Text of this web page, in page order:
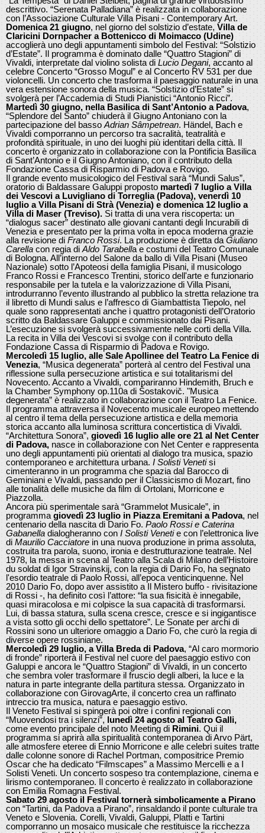
descrittivo. “Serenata Palladiana” è realizzata in collaborazione
con l’Associazione Culturale Villa Pisani - Contemporary Art.
Domenica 21 giugno, nel giorno del solstizio d’estate, Villa de
Claricini Dornpacher a Bottenicco di Moimacco (Udine)
accoglierà uno degli appuntamenti simbolo del Festival: “Solstizio
d’Estate”. Il programma è dominato dalle “Quattro Stagioni” di
Vivaldi, interpretate dal violino solista di Lucio Degani, accanto al
celebre Concerto “Grosso Mogul” e al Concerto RV 531 per due
violoncelli. Un concerto che trasforma il paesaggio naturale in una
vera estensione sonora della musica. “Solstizio d’Estate” si
svolgerà per l’Accademia di Studi Pianistici “Antonio Ricci”.
Martedì 30 giugno, nella Basilica di Sant’Antonio a Padova,
“Splendore del Santo” chiuderà il Giugno Antoniano con la
partecipazione del basso Adrian Sâmpetrean. Händel, Bach e
Vivaldi comporranno un percorso tra sacralità, teatralità e
profondità spirituale, in uno dei luoghi più identitari della città. Il
concerto è organizzato in collaborazione con la Pontificia Basilica
di Sant’Antonio e il Giugno Antoniano, con il contributo della
Fondazione Cassa di Risparmio di Padova e Rovigo.
Il grande evento musicologico del Festival sarà “Mundi Salus”,
oratorio di Baldassare Galuppi proposto martedì 7 luglio a Villa
dei Vescovi a Luvigliano di Torreglia (Padova), venerdì 10
luglio a Villa Pisani di Strà (Venezia) e domenica 12 luglio a
Villa di Maser (Treviso). Si tratta di una vera riscoperta: un
“dialogus sacer” destinato alle giovani cantanti degli Incurabili di
Venezia e presentato per la prima volta in epoca moderna grazie
alla revisione di Franco Rossi. La produzione è diretta da Giuliano
Carella con regia di Aldo Tarabella e costumi del Teatro Comunale
di Bologna. All’interno del Salone da ballo di Villa Pisani (Museo
Nazionale) sotto l’Apoteosi della famiglia Pisani, il musicologo
Franco Rossi e Francesco Trentini, storico dell'arte e funzionario
responsabile per la tutela e la valorizzazione di Villa Pisani,
introdurranno l’evento illustrando al pubblico la stretta relazione tra
il libretto di Mundi salus e l’affresco di Giambattista Tiepolo, nel
quale sono rappresentati anche i quattro protagonisti dell’Oratorio
scritto da Baldassare Galuppi e commissionato dai Pisani.
L’esecuzione si svolgerà successivamente nelle corti della Villa.
La recita in Villa dei Vescovi si svolge con il contributo della
Fondazione Cassa di Risparmio di Padova e Rovigo.
Mercoledì 15 luglio, alle Sale Apollinee del Teatro La Fenice di
Venezia, “Musica degenerata” porterà al centro del Festival una
riflessione sulla persecuzione artistica e sui totalitarismi del
Novecento. Accanto a Vivaldi, compariranno Hindemith, Bruch e
la Chamber Symphony op.110a di Šostakovič. "Musica
degenerata” è realizzato in collaborazione con il Teatro La Fenice.
Il programma attraversa il Novecento musicale europeo mettendo
al centro il tema della persecuzione artistica e della memoria
storica accanto alla luminosa scrittura concertistica di Vivaldi.
“Architettura Sonora”, giovedì 16 luglio alle ore 21 al Net Center
di Padova, nasce in collaborazione con Net Center e rappresenta
uno degli appuntamenti più orientati al dialogo tra musica, spazio
contemporaneo e architettura urbana. I Solisti Venetisi
cimenteranno in un programma che spazia dal Barocco di
Geminiani e Vivaldi, passando per il Classicismo di Mozart, fino
alle tonalità delle musiche da film di Ortolani, Morricone e
Piazzolla.
Ancora più sperimentale sarà “Grammelot Musicale”, in
programma giovedì 23 luglio in Piazza Eremitani a Padova, nel
centenario della nascita di Dario Fo. Paolo Rossi e Caterina
Gabanella dialogheranno con I Solisti Venetie con l’elettronica live
di Maurilio Cacciatore in una nuova produzione in prima assoluta,
costruita tra parola, suono, ironia e destrutturazione teatrale. Nel
1978, la messa in scena al Teatro alla Scala di Milano dell’Histoire
du soldat di Igor Stravinskij, con la regia di Dario Fo, ha segnato
l'esordio teatrale di Paolo Rossi, all’epoca venticinquenne. Nel
2010 Dario Fo, dopo aver assistito a Il Mistero buffo - rivisitazione
di Rossi -, ha definito così l’attore: “la sua fisicità è innegabile,
quasi miracolosa e mi colpisce la sua capacità di trasformarsi.
Lui, di bassa statura, sulla scena cresce, cresce e si ingigantisce
a vista sotto gli occhi dello spettatore”. Le Sonate per archi di
Rossini sono un ulteriore omaggio a Dario Fo, che curò la regia di
diverse opere rossiniane.
Mercoledì 29 luglio, a Villa Breda di Padova, “Al caro mormorio
di fronde” riporterà il Festival nel cuore del paesaggio estivo con
Galuppi e ancora le “Quattro Stagioni” di Vivaldi, in un concerto
che sembra voler trasformare il fruscio degli alberi, la luce e la
natura in parte integrante della partitura stessa. Organizzato in
collaborazione con GirovagArte, il concerto crea un raffinato
intreccio tra musica, natura e paesaggio estivo.
Il Veneto Festival si spingerà poi oltre i confini regionali con
“Muovendosi tra i silenzi”, lunedì 24 agosto al Teatro Galli,
come evento principale del noto Meeting di Rimini. Qui il
programma si aprirà alla spiritualità contemporanea di Arvo Pärt,
alle atmosfere eteree di Ennio Morricone e alle celebri suites tratte
dalle colonne sonore di Rachel Portman, compositrice Premio
Oscar che ha dedicato “Filmscapes” a Massimo Mercelli e a I
Solisti Veneti. Un concerto sospeso tra contemplazione, cinema e
lirismo contemporaneo. Il concerto è realizzato in collaborazione
con Emilia Romagna Festival.
Sabato 29 agosto il Festival tornerà simbolicamente a Pirano
con “Tartini, da Padova a Pirano”, rinsaldando il ponte culturale tra
Veneto e Slovenia. Corelli, Vivaldi, Galuppi, Platti e Tartini
comporranno un mosaico musicale che restituisce la ricchezza